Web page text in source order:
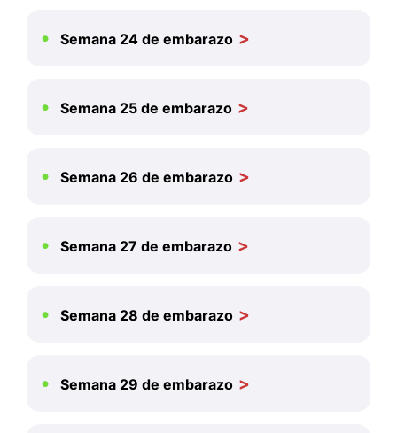
Semana 24 de embarazo
Semana 25 de embarazo
Semana 26 de embarazo
Semana 27 de embarazo
Semana 28 de embarazo
Semana 29 de embarazo